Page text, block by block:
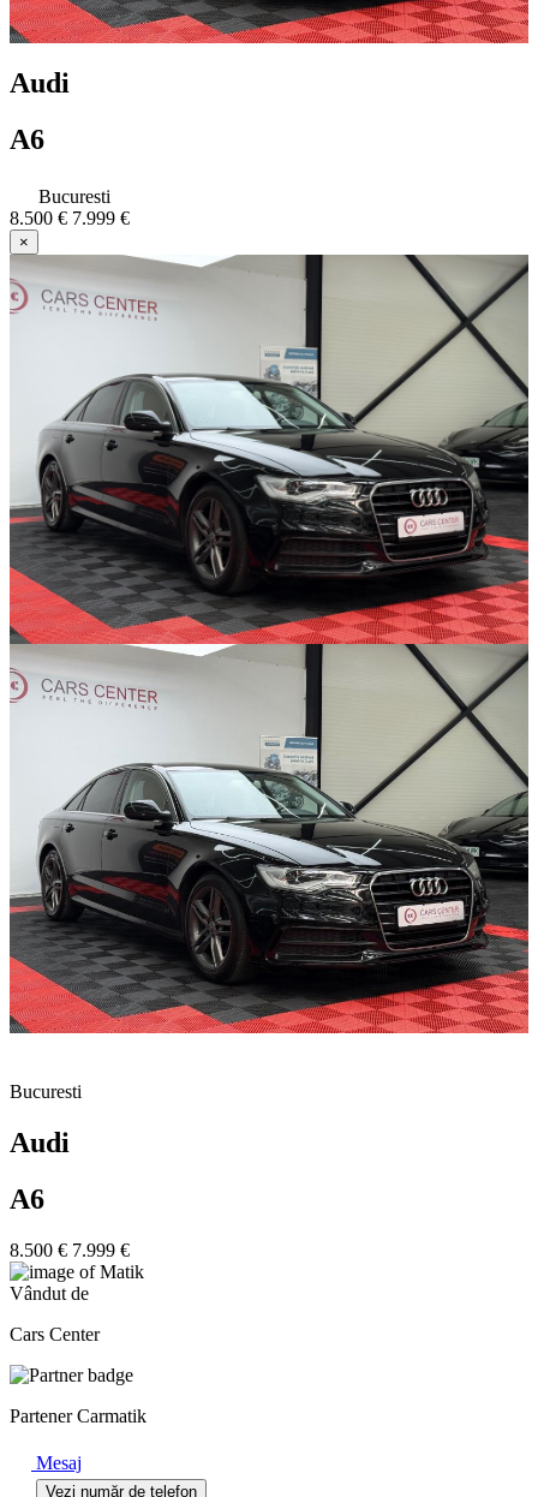
Audi
A6
Bucuresti
8.500 € 7.999 €
×
Bucuresti
Audi
A6
8.500 € 7.999 €
Vândut de
Cars Center
Partener Carmatik
Mesaj
Vezi număr de telefon